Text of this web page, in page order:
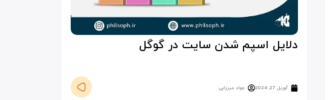
دلایل اسپم شدن سایت در گوگل
آوریل 27, 2024 جواد میرزایی